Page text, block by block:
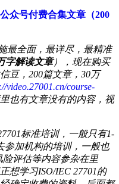
公众号付费合集文章（200
最全面，最详尽，最精准
字解读文章），现在购买
豆，200篇文章，30万
video.27001.cn/course-
也有文章没有的内容，视
标准培训，一般只有1-
参加机构的培训，一般也
险评估等内容参杂在里
想学习ISO/IEC 27701的